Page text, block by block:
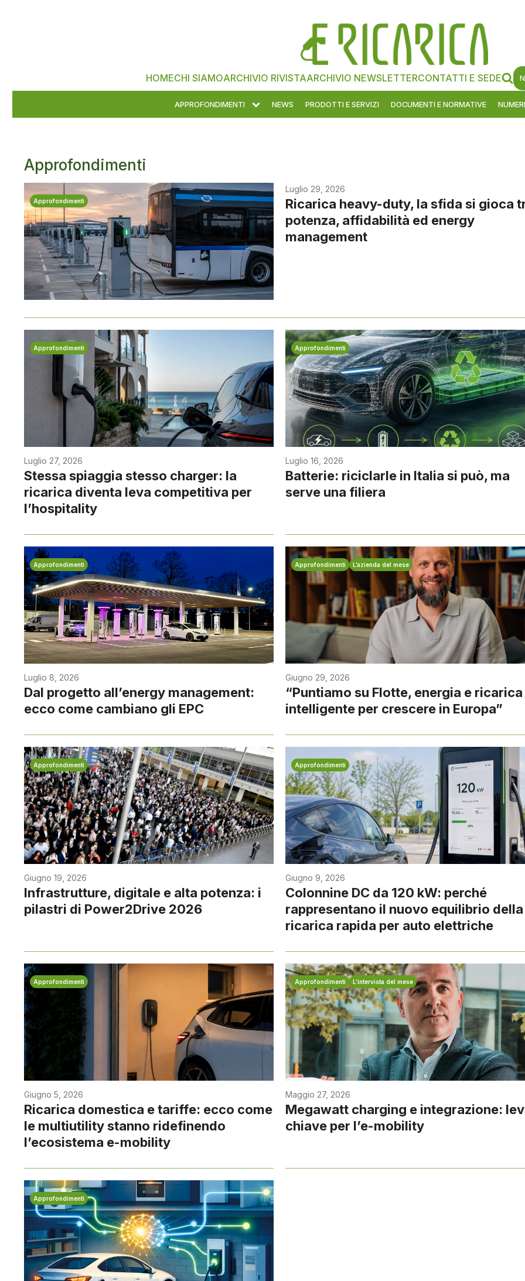
HOMECHI SIAMOARCHIVIO RIVISTAARCHIVIO NEWSLETTERCONTATTI E SEDE
APPROFONDIMENTI NEWS PRODOTTI E SERVIZI DOCUMENTI E NORMATIVE
Approfondimenti
Approfondimenti
Luglio 29, 2026
Ricarica heavy-duty, la sfida si gioca
potenza, affidabilità ed energy
management
Approfondimenti
Luglio 27, 2026
Stessa spiaggia stesso charger: la
ricarica diventa leva competitiva per
l’hospitality
Approfondimenti
Luglio 16, 2026
Batterie: riciclarle in Italia si può, ma
serve una filiera
Approfondimenti
Luglio 8, 2026
Dal progetto all’energy management:
ecco come cambiano gli EPC
Approfondimenti L’azienda del mese
Giugno 29, 2026
“Puntiamo su Flotte, energia e ricarica
intelligente per crescere in Europa”
Approfondimenti
Giugno 19, 2026
Infrastrutture, digitale e alta potenza: i
pilastri di Power2Drive 2026
Approfondimenti
Giugno 9, 2026
Colonnine DC da 120 kW: perché
rappresentano il nuovo equilibrio della
ricarica rapida per auto elettriche
Approfondimenti
Giugno 5, 2026
Ricarica domestica e tariffe: ecco come
le multiutility stanno ridefinendo
l’ecosistema e-mobility
Approfondimenti L’intervista del mese
Maggio 27, 2026
Megawatt charging e integrazione:
chiave per l’e-mobility
Approfondimenti